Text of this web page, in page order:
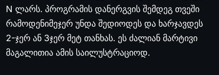
N ლარს. პროგრამის დანერგვის შემდეგ თვეში
რამოდენიმეჯერ უნდა შედიოდეს და ხარჯავდეს
2-ჯერ ან 3ჯერ მეტ თანხას. ეს ძალიან მარტივი
მაგალითია ამის საილუსტრაციოდ.